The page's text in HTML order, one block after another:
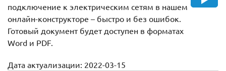
подключение к электрическим сетям в нашем
онлайн-конструкторе – быстро и без ошибок.
Готовый документ будет доступен в форматах
Word и PDF.
Дата актуализации: 2022-03-15